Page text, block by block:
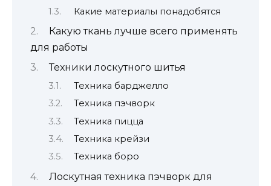
Какие материалы понадобятся
Какую ткань лучше всего применять
для работы
Техники лоскутного шитья
Техника барджелло
Техника пэчворк
Техника пицца
Техника крейзи
Техника боро
Лоскутная техника пэчворк для